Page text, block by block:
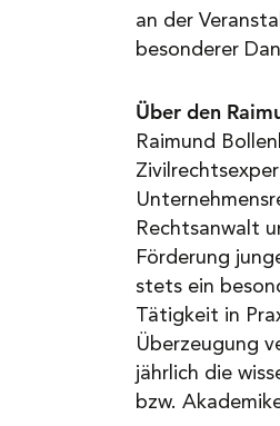
an der
besonderer
Über den
Raimund
Rechtsanwalt
Förderung
stets ein
Tätigkeit in
Überzeugung
jährlich die
bzw.